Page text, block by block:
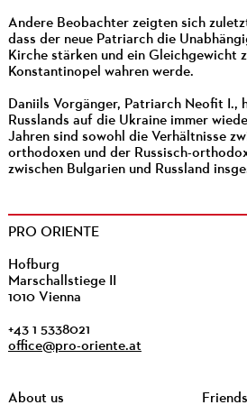
Andere Beobachter zeigten sich
dass der neue Patriarch die
Kirche stärken und ein Gleichgewicht
Konstantinopel wahren werde.
Daniils Vorgänger, Patriarch Neofit I.,
Russlands auf die Ukraine immer
Jahren sind sowohl die Verhältnisse
orthodoxen und der Russisch-
zwischen Bulgarien und Russland
PRO ORIENTE
Hofburg
Marschallstiege II
1010 Vienna
+43 1 5338021
office@pro-oriente.at
About us